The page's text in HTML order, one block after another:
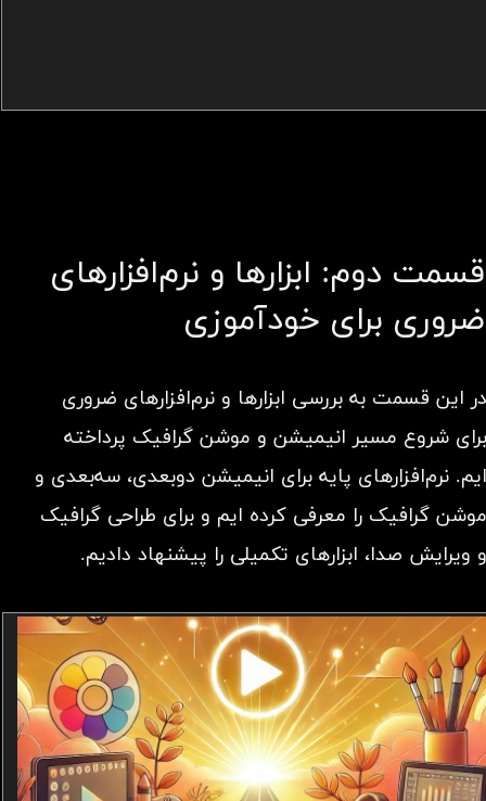
قسمت دوم: ابزارها و نرم‌افزارهای
ضروری برای خودآموزی
در این قسمت به بررسی ابزارها و نرم‌افزارهای ضروری
برای شروع مسیر انیمیشن و موشن گرافیک پرداخته
ایم. نرم‌افزارهای پایه برای انیمیشن دوبعدی، سه‌بعدی و
موشن گرافیک را معرفی کرده ایم و برای طراحی گرافیک
و ویرایش صدا، ابزارهای تکمیلی را پیشنهاد دادیم.​​​​​​​